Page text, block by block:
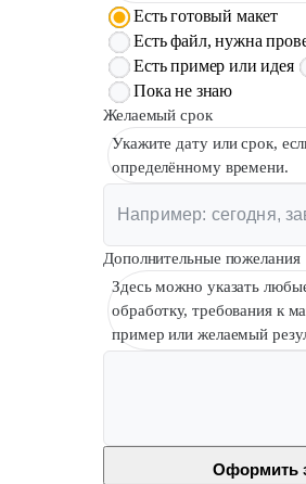
Есть готовый макет
Есть файл, нужна
Есть пример или идея
Пока не знаю
Желаемый срок
Укажите дату или срок,
определённому времени.
Дополнительные пожелания
Здесь можно указать
обработку, требования к
пример или желаемый
Оформить